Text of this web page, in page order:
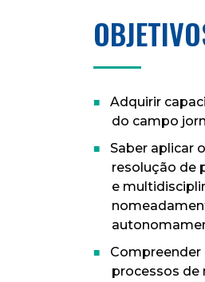
Adquirir
do campo
Saber aplicar
resolução de
e
Compreender
processos